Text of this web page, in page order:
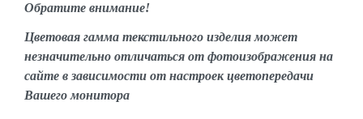
Обратите внимание!
Цветовая гамма текстильного изделия может
незначительно отличаться от фотоизображения на
сайте в зависимости от настроек цветопередачи
Вашего монитора